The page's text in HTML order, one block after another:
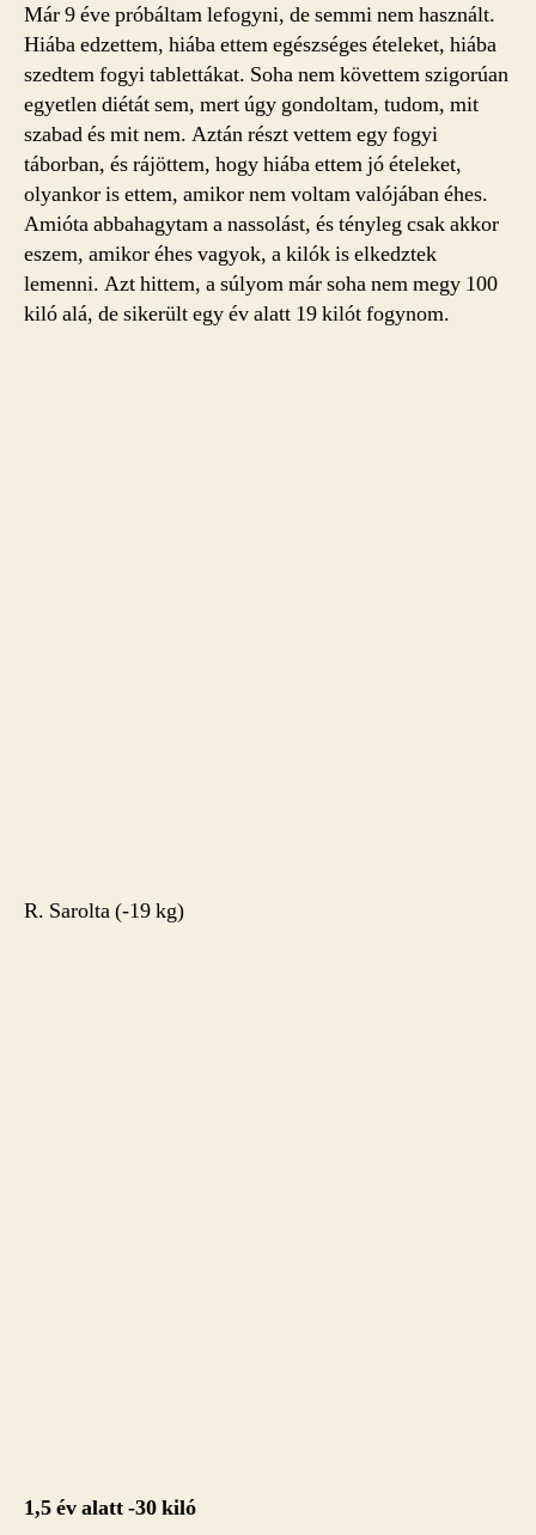
Már 9 éve próbáltam lefogyni, de semmi nem használt.
Hiába edzettem, hiába ettem egészséges ételeket, hiába
szedtem fogyi tablettákat. Soha nem követtem szigorúan
egyetlen diétát sem, mert úgy gondoltam, tudom, mit
szabad és mit nem. Aztán részt vettem egy fogyi
táborban, és rájöttem, hogy hiába ettem jó ételeket,
olyankor is ettem, amikor nem voltam valójában éhes.
Amióta abbahagytam a nassolást, és tényleg csak akkor
eszem, amikor éhes vagyok, a kilók is elkedztek
lemenni. Azt hittem, a súlyom már soha nem megy 100
kiló alá, de sikerült egy év alatt 19 kilót fogynom.
R. Sarolta (-19 kg)
1,5 év alatt -30 kiló